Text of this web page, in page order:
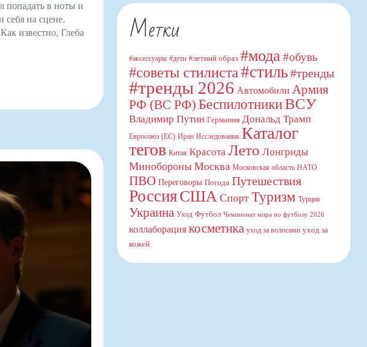
попадать в ноты и
себя на сцене.
известно, Глеба
Метки
#аксессуары #дети #летний образ #мода #обувь
#советы стилиста #стиль#тренды
#тренды 2026 Автомобили Армия
РФ (ВС РФ) БеспилотникиВСУ
Владимир Путин Германия Дональд Трамп
Евросоюз (ЕС) Иран Исследования Каталог
тегов Китая Красота Лето Лонгриды
Минобороны Москва Московская область НАТО
ПВО Переговоры Погода Путешествия
РоссияСША Спорт Туризм Турция
Украина Уход Футбол Чемпионат мира по футболу 2026
коллаборация косметика уход за волосами уход за
кожей